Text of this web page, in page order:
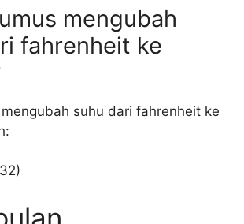
mengubah
fahrenheit ke
suhu dari fahrenheit ke